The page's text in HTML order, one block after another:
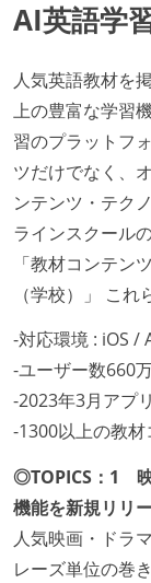
AI英語学
人気英語教材を
上の豊富な学習
習のプラットフ
ツだけでなく、
ンテンツ・テク
ラインスクール
「教材コンテン
（学校）」 こ
-対応環境 : iOS
-ユーザー数660
-2023年3月アプ
-1300以上の教
◎TOPICS：1 映
機能を新規リリ
人気映画・ドラ
レーズ単位の巻